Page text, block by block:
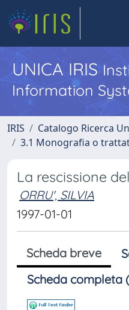
UNICA IRIS
Information
IRIS Catalogo Ricerca
3.1 Monografia o
La rescissione
ORRU', SILVIA
1997-01-01
Scheda breve
Scheda completa